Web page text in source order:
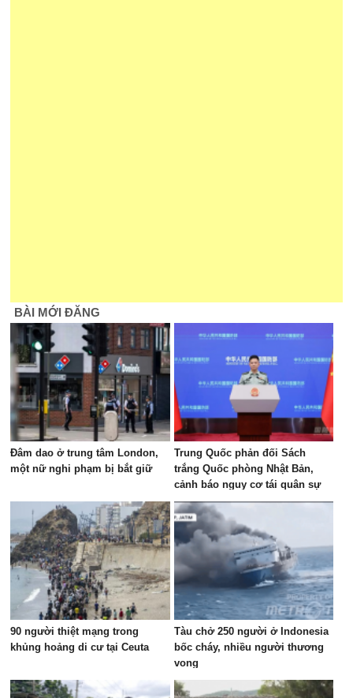
BÀI MỚI ĐĂNG
Đâm dao ở trung tâm London,
một nữ nghi phạm bị bắt giữ
Trung Quốc phản đối Sách
trắng Quốc phòng Nhật Bản,
cảnh báo nguy cơ tái quân sự
hóa
90 người thiệt mạng trong
khủng hoảng di cư tại Ceuta
Tàu chở 250 người ở Indonesia
bốc cháy, nhiều người thương
vong